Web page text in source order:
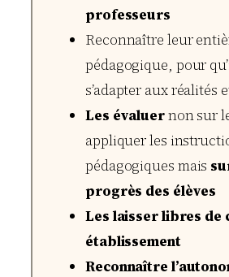
professeurs
Reconnaître leur
pédagogique, pour
s’adapter aux réalités
Les évaluernon sur
appliquer les
pédagogiques mais
progrès des élèves
Les laisser libres de
établissement
Re­connaître